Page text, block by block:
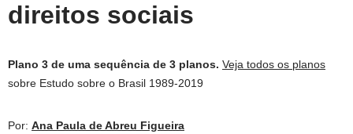
direitos sociais
Plano 3 de uma sequência de 3 planos. Veja todos os planos
sobre Estudo sobre o Brasil 1989-2019
Por: Ana Paula de Abreu Figueira